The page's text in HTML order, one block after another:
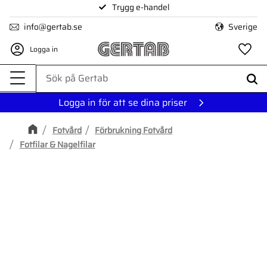
Meny
Trygg e-handel
info@gertab.se
Sverige
Logga in
Logga in för att se dina priser
Fotvård
Förbrukning Fotvård
Fotfilar & Nagelfilar